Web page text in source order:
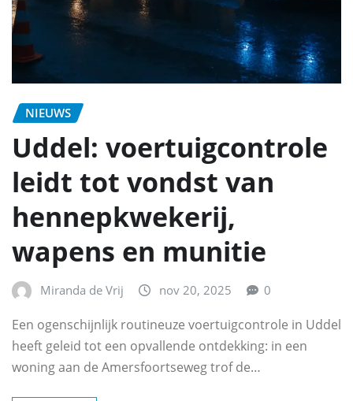
NIEUWS
Uddel: voertuigcontrole
leidt tot vondst van
hennepkwekerij,
wapens en munitie
Miranda de Vrij nov 20, 2025 0
Een ogenschijnlijk routineuze voertuigcontrole in Uddel
heeft geleid tot een opvallende ontdekking: in een
woning aan de Amersfoortseweg trof de…